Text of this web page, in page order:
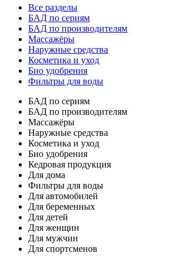
Все разделы
БАД по сериям
БАД по производителям
Массажёры
Наружные средства
Косметика и уход
Био удобрения
Фильтры для воды
БАД по сериям
БАД по производителям
Массажёры
Наружные средства
Косметика и уход
Био удобрения
Кедровая продукция
Для дома
Фильтры для воды
Для автомобилей
Для беременных
Для детей
Для женщин
Для мужчин
Для спортсменов